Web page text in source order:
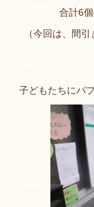
合計6
（今回は、間
子どもたちにパ